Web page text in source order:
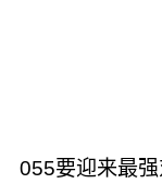
055要迎来最强